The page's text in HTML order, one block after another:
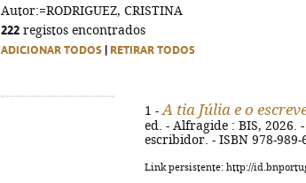
Autor:=RODRIGUEZ, CRISTINA
222 registos encontrados
ADICIONAR TODOS RETIRAR TODOS
1 - A tia Júlia e o
ed. - Alfragide : BIS, 2026.
escribidor. - ISBN 978-989-
Link persistente: http://